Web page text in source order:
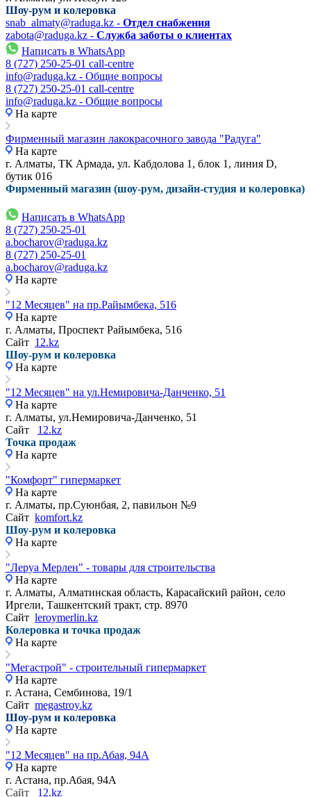
Шоу-рум и колеровка
snab_almaty@raduga.kz - Отдел снабжения
zabota@raduga.kz - Служба заботы о клиентах
Написать в WhatsApp
8 (727) 250-25-01 call-centre
info@raduga.kz - Общие вопросы
8 (727) 250-25-01 call-centre
info@raduga.kz - Общие вопросы
На карте
Фирменный магазин лакокрасочного завода "Радуга"
На карте
г. Алматы, ТК Армада, ул. Кабдолова 1, блок 1, линия D,
бутик 016
Фирменный магазин (шоу-рум, дизайн-студия и колеровка)
Написать в WhatsApp
8 (727) 250-25-01
a.bocharov@raduga.kz
8 (727) 250-25-01
a.bocharov@raduga.kz
На карте
"12 Месяцев" на пр.Райымбека, 516
На карте
г. Алматы, Проспект Райымбека, 516
Сайт 12.kz
Шоу-рум и колеровка
На карте
"12 Месяцев" на ул.Немировича-Данченко, 51
На карте
г. Алматы, ул.Немировича-Данченко, 51
Сайт 12.kz
Точка продаж
На карте
"Комфорт" гипермаркет
На карте
г. Алматы, пр.Суюнбая, 2, павильон №9
Сайт komfort.kz
Шоу-рум и колеровка
На карте
"Леруа Мерлен" - товары для строительства
На карте
г. Алматы, Алматинская область, Карасайский район, село
Иргели, Ташкентский тракт, стр. 8970
Сайт leroymerlin.kz
Колеровка и точка продаж
На карте
"Мегастрой" - строительный гипермаркет
На карте
г. Астана, Сембинова, 19/1
Сайт megastroy.kz
Шоу-рум и колеровка
На карте
"12 Месяцев" на пр.Абая, 94А
На карте
г. Астана, пр.Абая, 94А
Сайт
12.kz